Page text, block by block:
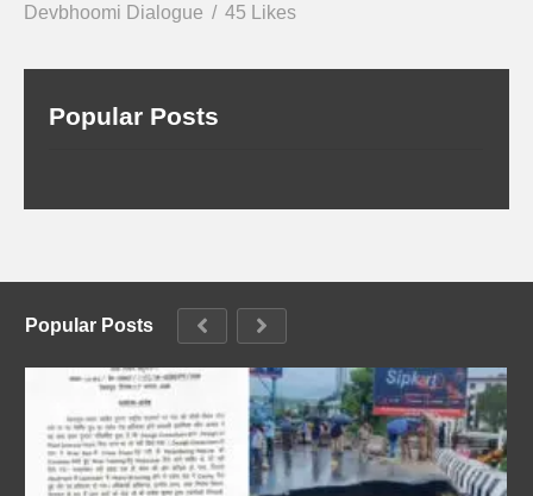
Devbhoomi Dialogue
45 Likes
Popular Posts
Popular Posts